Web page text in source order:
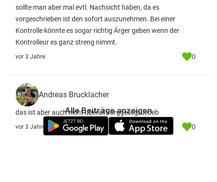
sollte man aber mal evtl. Nachsicht haben, da es
vorgeschrieben ist den sofort auszunehmen. Bei einer
Kontrolle könnte es sogar richtig Ärger geben wenn der
Kontrolleur es ganz streng nimmt.
vor 3 Jahre 0
Andreas Brucklacher
das ist aber auch nicht überall vorggescgruebeb
vor 3 Jahre 0
Alle Beiträge anzeigen